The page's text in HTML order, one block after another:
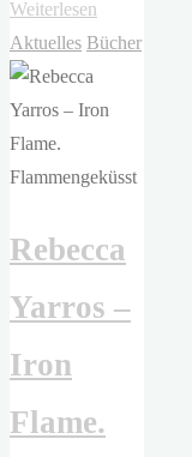
Weiterlesen
Yarros
Onyx
Aktuelles Bücher
Rebecca
Yarros –
Iron
Flame.